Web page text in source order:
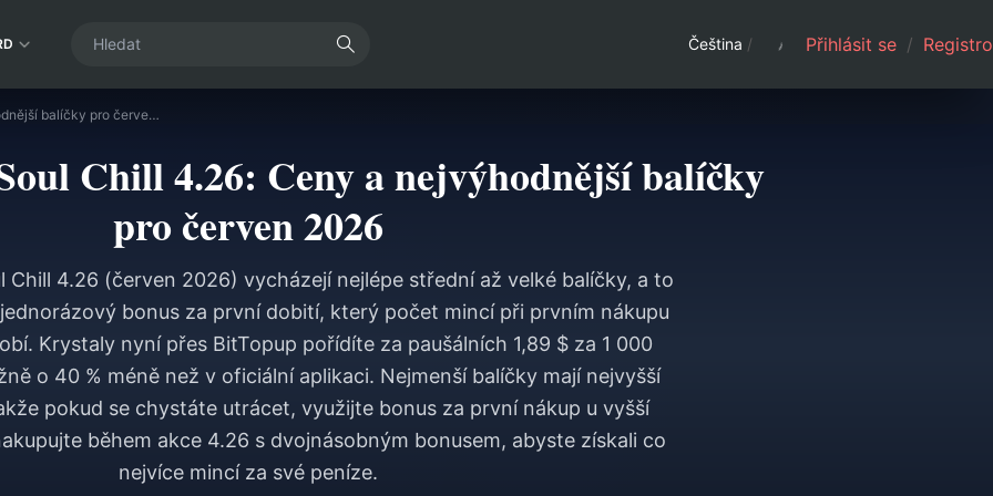
Čeština / Přihlásit se /
Dobíjení mincí Soul Chill 4.26: Ceny a nejvýhodnější balíčky pro červen 2026
Chill 4.26: Ceny a nejvýhodnější balíčky
pro červen 2026
Chill 4.26 (červen 2026) vycházejí nejlépe střední až velké balíčky, a to
bonus za první dobití, který počet mincí při prvním nákupu
Krystaly nyní přes BitTopup pořídíte za paušálních 1,89 $ za 1 000
o 40 % méně než v oficiální aplikaci. Nejmenší balíčky mají nejvyšší
pokud se chystáte utrácet, využijte bonus za první nákup u vyšší
během akce 4.26 s dvojnásobným bonusem, abyste získali co
nejvíce mincí za své peníze.